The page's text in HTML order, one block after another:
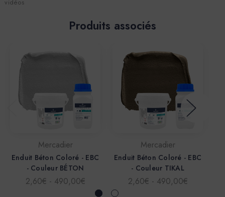
vidéos
Produits associés
Mercadier
Enduit Béton Coloré - EBC
- Couleur BÉTON
2,60€ - 490,00€
Mercadier
Enduit Béton Coloré - EBC
- Couleur TIKAL
2,60€ - 490,00€